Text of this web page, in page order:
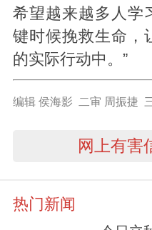
希望越来越多人学
键时候挽救生命，
的实际行动中。”
编辑 侯海影 二审 周振捷
网上有害
热门新闻